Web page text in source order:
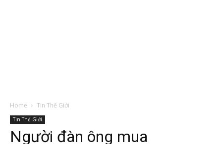
Home Tin Thế Giới
Tin Thế Giới
Người đàn ông mua